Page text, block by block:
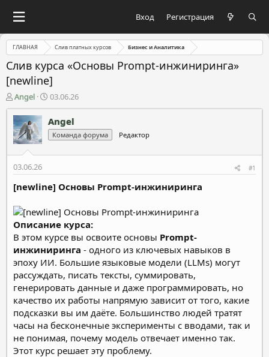
Вход Регистрация
ГЛАВНАЯ Слив платных курсов Бизнес и Аналитика
Слив курса «Основы Prompt-инжиниринга»
[newline]
А
в
т
о
р
м
ы
Angel
Д
а
т
а
н
а
л
а
03.06.26
Angel
Команда форума Редактор
03.06.26 #1
[newline] Основы Prompt-инжиниринга
Описание курса:
В этом курсе вы освоите основы Prompt-
инжиниринга - одного из ключевых навыков в
эпоху ИИ. Большие языковые модели (LLMs) могут
рассуждать, писать тексты, суммировать,
генерировать данные и даже программировать, но
качество их работы напрямую зависит от того, какие
подсказки вы им даёте. Большинство людей тратят
часы на бесконечные эксперименты с вводами, так и
не понимая, почему модель отвечает именно так.
Этот курс решает эту проблему.